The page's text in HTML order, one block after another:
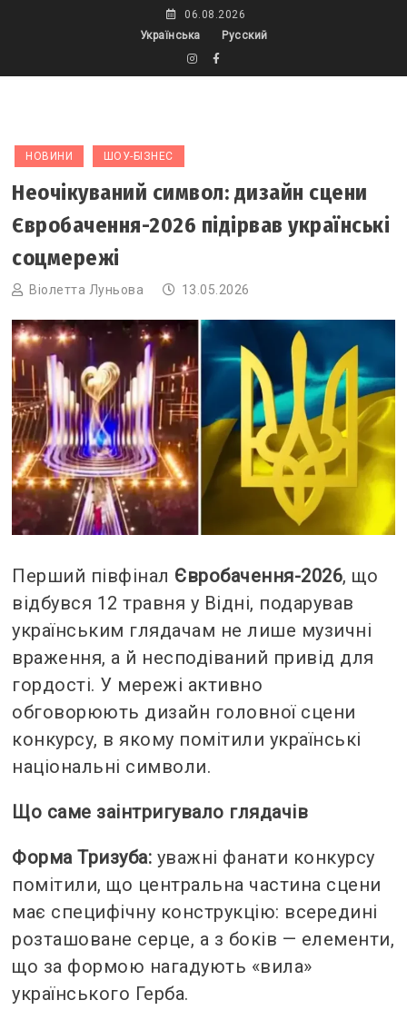
06.08.2026
Українська
Русский
НОВИНИ ШОУ-БІЗНЕС
Неочікуваний символ: дизайн сцени
Євробачення-2026 підірвав українські
соцмережі
Віолетта Луньова 13.05.2026
Перший півфінал Євробачення-2026, що
відбувся 12 травня у Відні, подарував
українським глядачам не лише музичні
враження, а й несподіваний привід для
гордості. У мережі активно
обговорюють дизайн головної сцени
конкурсу, в якому помітили українські
національні символи.
Що саме заінтригувало глядачів
Форма Тризуба: уважні фанати конкурсу
помітили, що центральна частина сцени
має специфічну конструкцію: всередині
розташоване серце, а з боків — елементи,
що за формою нагадують «вила»
українського Герба.